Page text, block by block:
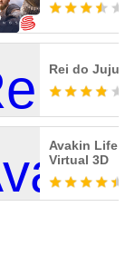
Rei do
Avakin Life -
Virtual 3D